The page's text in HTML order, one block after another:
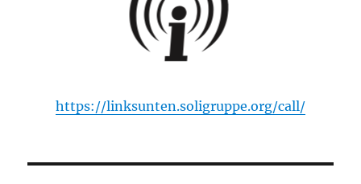
https://linksunten.soligruppe.org/call/